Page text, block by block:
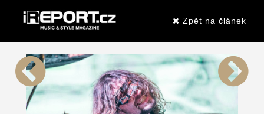
Zpět na článek